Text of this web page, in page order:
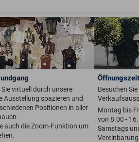
virtuell durch unsere
Ausstellung spazieren und
Positionen in aller
auch die Zoom-Funktion um
Besuchen
Montag bis
von 8.00 -
Samstags
Vereinbarung.